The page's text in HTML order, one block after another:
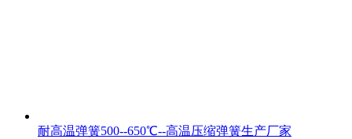
耐高温弹簧500--650℃--高温压缩弹簧生产厂家